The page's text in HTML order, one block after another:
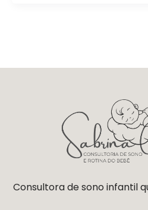
Consultora de sono infantil